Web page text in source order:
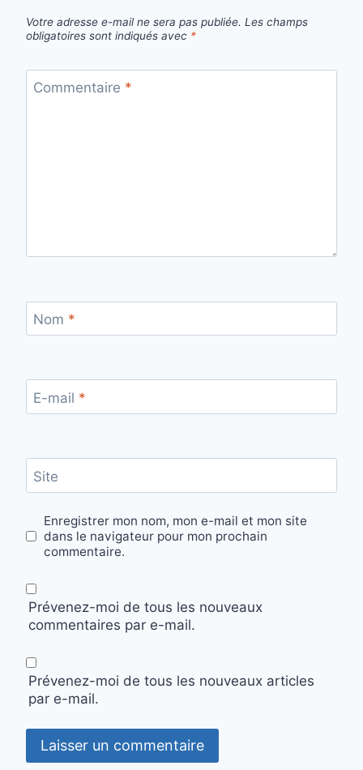
Votre adresse e-mail ne sera pas publiée. Les champs
obligatoires sont indiqués avec *
Commentaire *
Nom *
E-mail *
Site
Enregistrer mon nom, mon e-mail et mon site
dans le navigateur pour mon prochain
commentaire.
Prévenez-moi de tous les nouveaux
commentaires par e-mail.
Prévenez-moi de tous les nouveaux articles
par e-mail.